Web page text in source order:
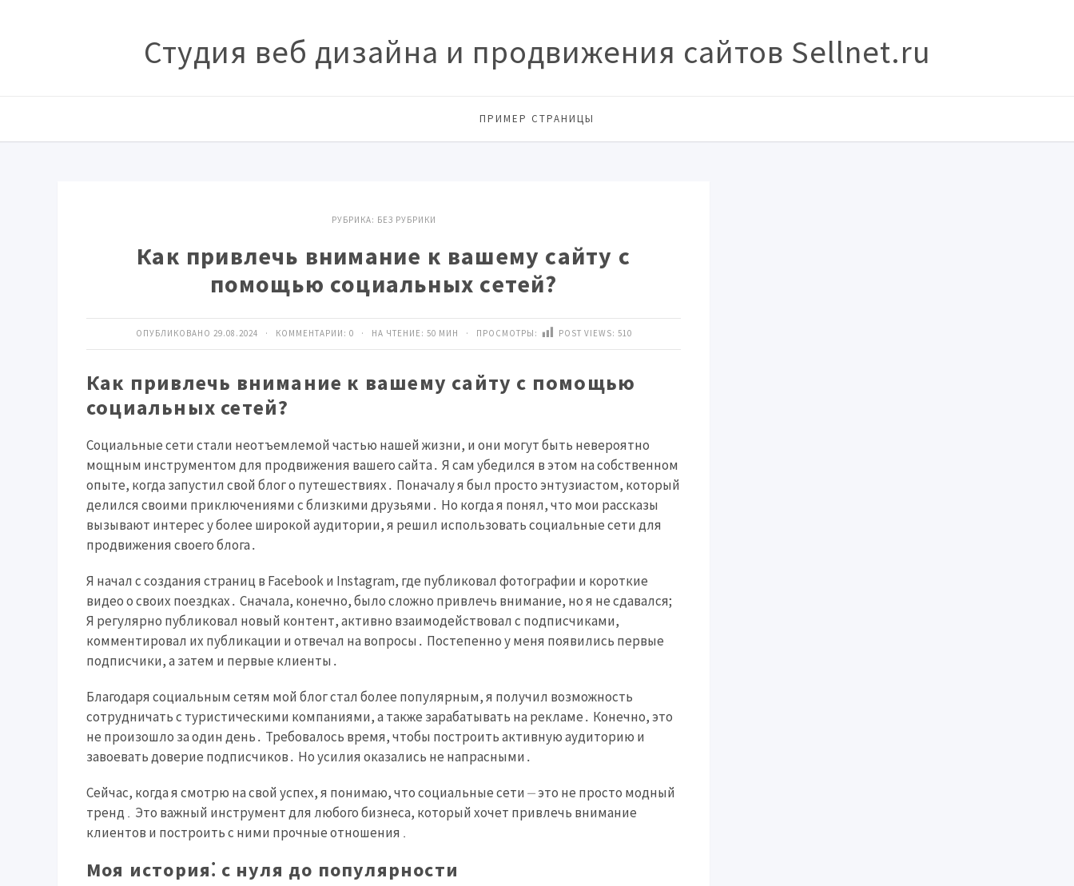
Студия веб дизайна и продвижения сайтов Sellnet.ru
ПРИМЕР СТРАНИЦЫ
РУБРИКА: БЕЗ РУБРИКИ
Как привлечь внимание к вашему сайту с
помощью социальных сетей?
ОПУБЛИКОВАНО 29.08.2024 · КОММЕНТАРИИ: 0 · НА ЧТЕНИЕ: 50 МИН · ПРОСМОТРЫ: POST VIEWS: 510
Как привлечь внимание к вашему сайту с помощью
социальных сетей?
Социальные сети стали неотъемлемой частью нашей жизни, и они могут быть невероятно
мощным инструментом для продвижения вашего сайта․ Я сам убедился в этом на собственном
опыте, когда запустил свой блог о путешествиях․ Поначалу я был просто энтузиастом, который
делился своими приключениями с близкими друзьями․ Но когда я понял, что мои рассказы
вызывают интерес у более широкой аудитории, я решил использовать социальные сети для
продвижения своего блога․
Я начал с создания страниц в Facebook и Instagram, где публиковал фотографии и короткие
видео о своих поездках․ Сначала, конечно, было сложно привлечь внимание, но я не сдавался;
Я регулярно публиковал новый контент, активно взаимодействовал с подписчиками,
комментировал их публикации и отвечал на вопросы․ Постепенно у меня появились первые
подписчики, а затем и первые клиенты․
Благодаря социальным сетям мой блог стал более популярным, я получил возможность
сотрудничать с туристическими компаниями, а также зарабатывать на рекламе․ Конечно, это
не произошло за один день․ Требовалось время, чтобы построить активную аудиторию и
завоевать доверие подписчиков․ Но усилия оказались не напрасными․
Сейчас, когда я смотрю на свой успех, я понимаю, что социальные сети ⏤ это не просто модный
тренд․ Это важный инструмент для любого бизнеса, который хочет привлечь внимание
клиентов и построить с ними прочные отношения․
Моя история⁚ с нуля до популярности